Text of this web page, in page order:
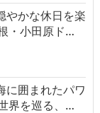
やかな休日を楽
・小田原ド…
に囲まれたパワ
界を巡る、…